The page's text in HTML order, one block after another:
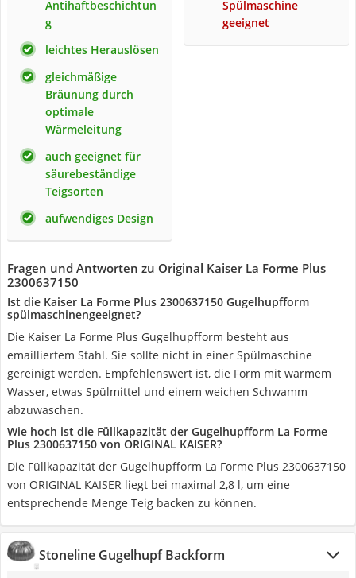
Antihaftbeschichtun
g
leichtes Herauslösen
gleichmäßige
Bräunung durch
optimale
Wärmeleitung
auch geeignet für
säurebeständige
Teigsorten
aufwendiges Design
Spülmaschine
geeignet
Fragen und Antworten zu Original Kaiser La Forme Plus
2300637150
Ist die Kaiser La Forme Plus 2300637150 Gugelhupfform
spülmaschinengeeignet?
Die Kaiser La Forme Plus Gugelhupfform besteht aus
emailliertem Stahl. Sie sollte nicht in einer Spülmaschine
gereinigt werden. Empfehlenswert ist, die Form mit warmem
Wasser, etwas Spülmittel und einem weichen Schwamm
abzuwaschen.
Wie hoch ist die Füllkapazität der Gugelhupfform La Forme
Plus 2300637150 von ORIGINAL KAISER?
Die Füllkapazität der Gugelhupfform La Forme Plus 2300637150
von ORIGINAL KAISER liegt bei maximal ‎2,8 l, um eine
entsprechende Menge Teig backen zu können.
Stoneline Gugelhupf Backform